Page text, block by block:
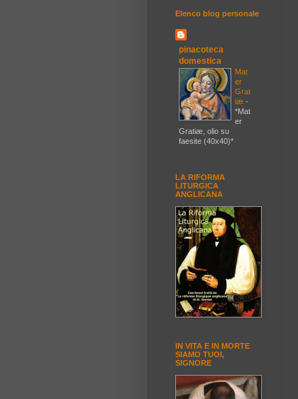
Elenco blog personale
pinacoteca
domestica
Mat
er
Grat
iæ -
*Mat
er
Gratiæ, olio su
faesite (40x40)*
LA RIFORMA
LITURGICA
ANGLICANA
IN VITA E IN MORTE
SIAMO TUOI,
SIGNORE